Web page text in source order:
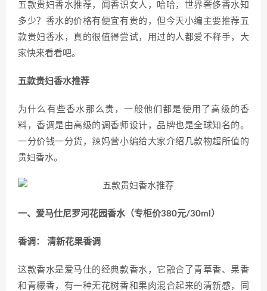
五款贵妇香水推荐，闻香识女人，哈哈，世界奢侈香水知
多少？香水的价格有便宜有贵的，但今天小编主要推荐五
款贵妇香水，真的很值得尝试，用过的人都爱不释手，大
家快来看看吧。
五款贵妇香水推荐
为什么有些香水那么贵，一般他们都是使用了高级的香
料，香调是由高级的调香师设计，品牌也是全球知名的。
一分价钱一分货，辣妈营小编给大家介绍几款物超所值的
贵妇香水。
一、爱马仕尼罗河花园香水（专柜价380元/30ml）
香调： 清新花果香调
这款香水是爱马仕的经典款香水，它融合了青草香、果香
和青檬香，有一种无花树香和果肉混合起来的清新感，同